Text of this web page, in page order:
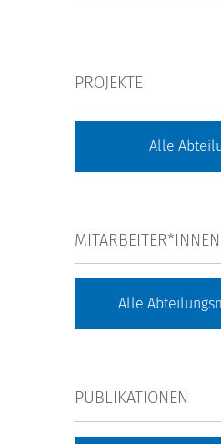
PROJEKTE
Alle
MITARBEITER*INNEN
Alle
PUBLIKATIONEN